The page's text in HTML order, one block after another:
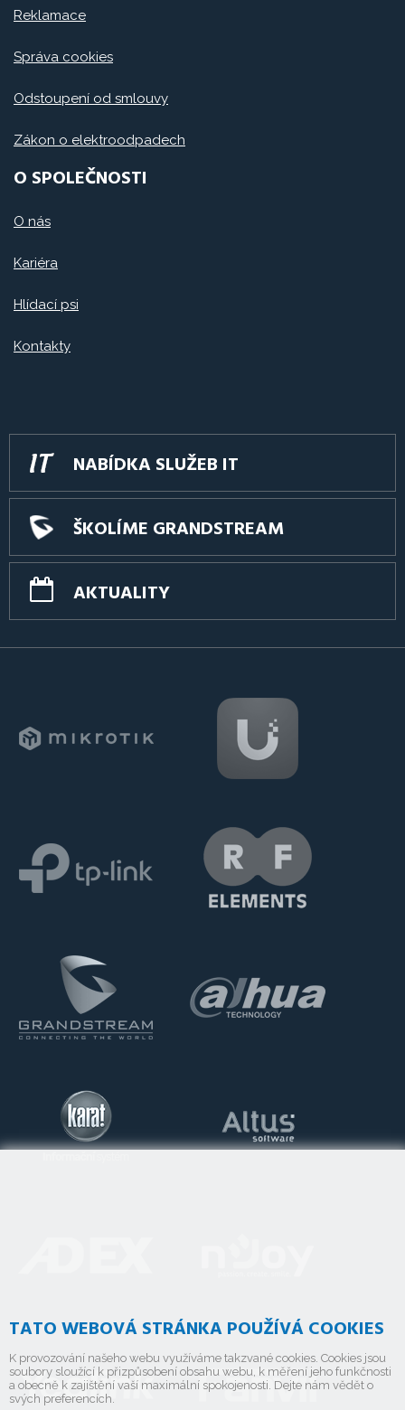
Reklamace
Správa cookies
Odstoupení od smlouvy
Zákon o elektroodpadech
O SPOLEČNOSTI
O nás
Kariéra
Hlídací psi
Kontakty
NABÍDKA SLUŽEB IT
ŠKOLÍME GRANDSTREAM
AKTUALITY
TATO WEBOVÁ STRÁNKA POUŽÍVÁ COOKIES
K provozování našeho webu využíváme takzvané cookies. Cookies jsou
soubory sloužící k přizpůsobení obsahu webu, k měření jeho funkčnosti
a obecně k zajištění vaší maximální spokojenosti. Dejte nám vědět o
svých preferencích.